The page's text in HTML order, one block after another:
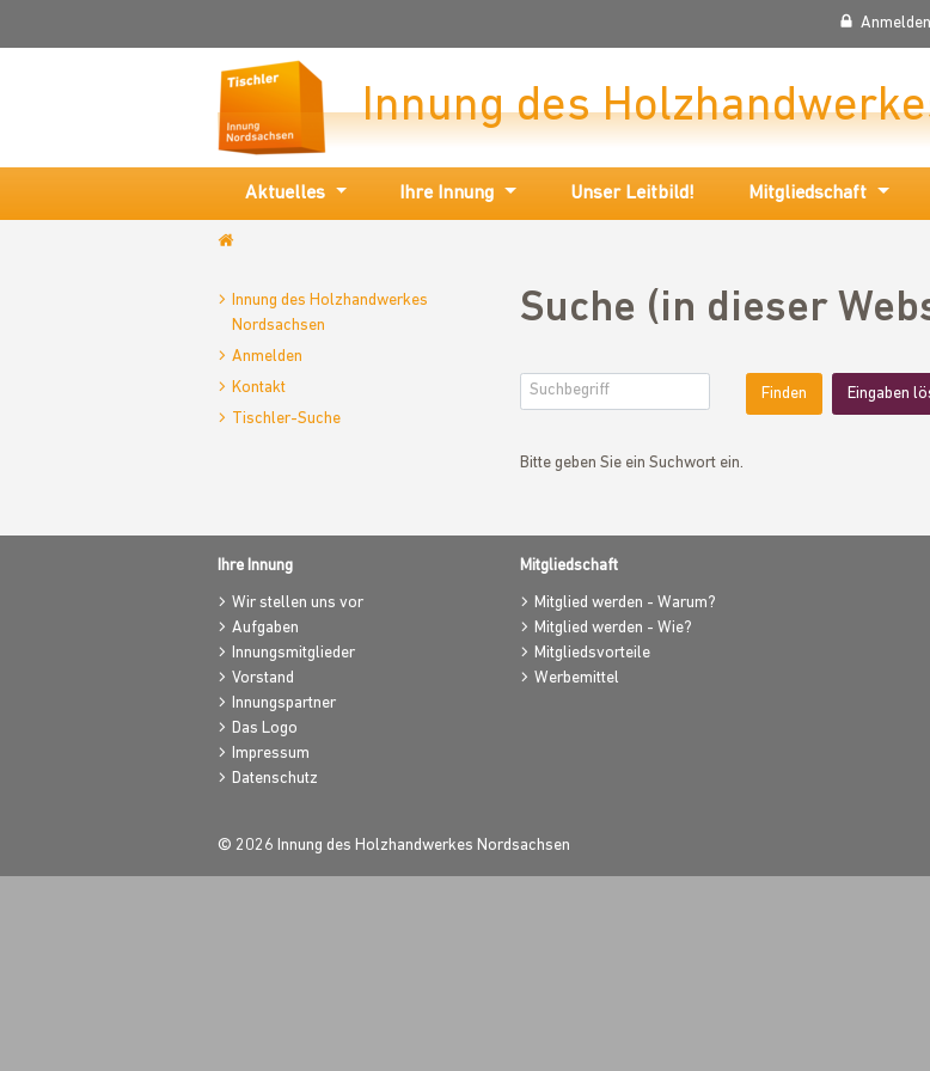
Innung des
Anmelden
Aktuelles Ihre Innung Unser Leitbild! Mitgliedschaft
nordsachsen.de
Innung des Holzhandwerkes
Nordsachsen
Anmelden
Kontakt
Tischler-Suche
Suche (in dieser
Eingaben
Bitte geben Sie ein Suchwort ein.
Ihre Innung
Wir stellen uns vor
Aufgaben
Innungsmitglieder
Vorstand
Innungspartner
Das Logo
Impressum
Datenschutz
Mitgliedschaft
Mitglied werden - Warum?
Mitglied werden - Wie?
Mitgliedsvorteile
Werbemittel
© 2026 Innung des Holzhandwerkes Nordsachsen